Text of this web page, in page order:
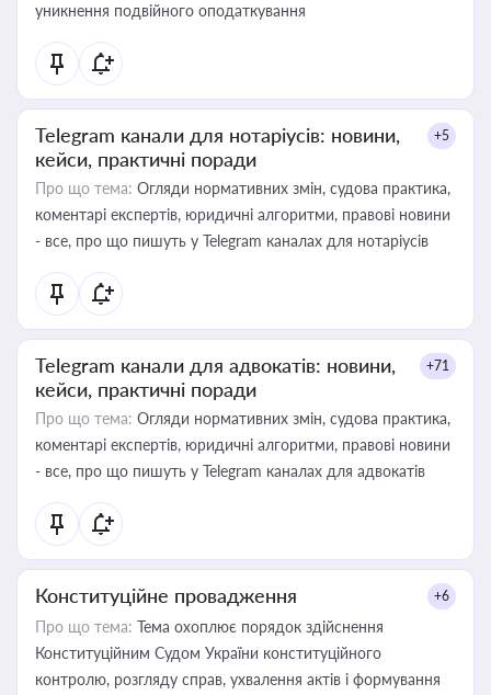
уникнення подвійного оподаткування
Telegram канали для нотаріусів: новини,
кейси, практичні поради
+5
Про що тема: Огляди нормативних змін, судова практика,
коментарі експертів, юридичні алгоритми, правові новини
- все, про що пишуть у Telegram каналах для нотаріусів
Telegram канали для адвокатів: новини,
кейси, практичні поради
+71
Про що тема: Огляди нормативних змін, судова практика,
коментарі експертів, юридичні алгоритми, правові новини
- все, про що пишуть у Telegram каналах для адвокатів
Конституційне провадження +6
Про що тема: Тема охоплює порядок здійснення
Конституційним Судом України конституційного
контролю, розгляду справ, ухвалення актів і формування